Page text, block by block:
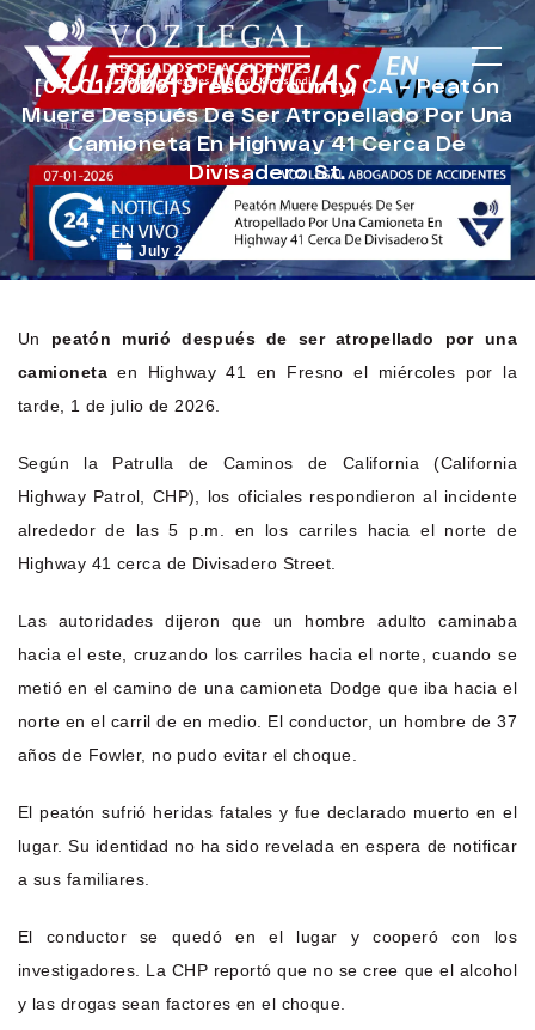
[07-01-2026] Fresno County, CA – Peatón
Muere Después De Ser Atropellado Por Una
Camioneta En Highway 41 Cerca De
Divisadero St.
July 2, 2026 Noticias de Accidentes
Un peatón murió después de ser atropellado por una
camionetaen Highway 41 en Fresno el miércoles por la
tarde, 1 de julio de 2026.
Según la Patrulla de Caminos de California (California
Highway Patrol, CHP), los oficiales respondieron al incidente
alrededor de las 5 p.m. en los carriles hacia el norte de
Highway 41 cerca de Divisadero Street.
Las autoridades dijeron que un hombre adulto caminaba
hacia el este, cruzando los carriles hacia el norte, cuando se
metió en el camino de una camioneta Dodge que iba hacia el
norte en el carril de en medio. El conductor, un hombre de 37
años de Fowler, no pudo evitar el choque.
El peatón sufrió heridas fatales y fue declarado muerto en el
lugar. Su identidad no ha sido revelada en espera de notificar
a sus familiares.
El conductor se quedó en el lugar y cooperó con los
investigadores. La CHP reportó que no se cree que el alcohol
y las drogas sean factores en el choque.